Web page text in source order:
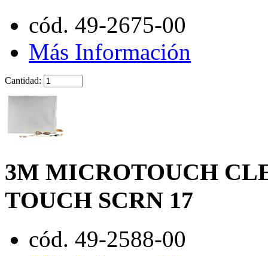
cód. 49-2675-00
Más Información
Cantidad:
3M MICROTOUCH
TOUCH SCRN 17
cód. 49-2588-00